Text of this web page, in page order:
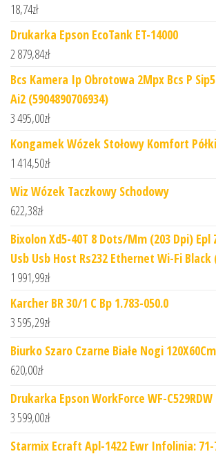
18,74zł
Drukarka Epson EcoTank ET-14000
2 879,84zł
Bcs Kamera Ip Obrotowa 2Mpx Bcs P
Ai2 (5904890706934)
3 495,00zł
Kongamek Wózek Stołowy Komfort
1 414,50zł
Wiz Wózek Taczkowy Schodowy
622,38zł
Bixolon Xd5-40T 8 Dots/Mm (203 Dpi) Epl
Usb Usb Host Rs232 Ethernet Wi-Fi Black
1 991,99zł
Karcher BR 30/1 C Bp 1.783-050.0
3 595,29zł
Biurko Szaro Czarne Białe Nogi
620,00zł
Drukarka Epson WorkForce WF-C529RDW
3 599,00zł
Starmix Ecraft Apl-1422 Ewr Infolinia: 71-